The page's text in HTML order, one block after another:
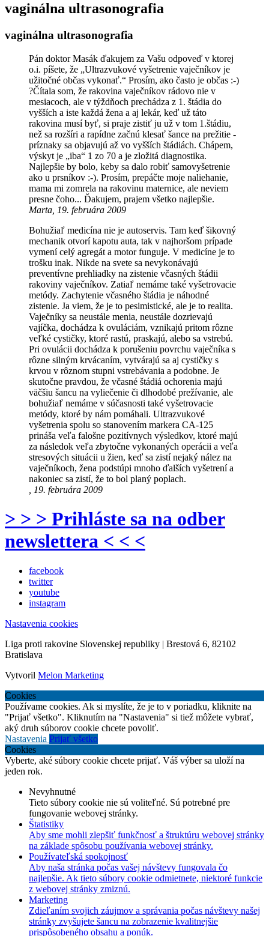
vaginálna ultrasonografia
vaginálna ultrasonografia
Pán doktor Masák ďakujem za Vašu odpoveď v ktorej
o.i. píšete, že „Ultrazvukové vyšetrenie vaječníkov je
užitočné občas vykonať.“ Prosím, ako často je občas :-)
?Čítala som, že rakovina vaječníkov rádovo nie v
mesiacoch, ale v týždňoch prechádza z 1. štádia do
vyšších a iste každá žena a aj lekár, keď už táto
rakovina musí byť, si praje zistiť ju už v tom 1.štádiu,
než sa rozšíri a rapídne začnú klesať šance na prežitie -
príznaky sa objavujú až vo vyšších štádiách. Chápem,
výskyt je „iba“ 1 zo 70 a je zložitá diagnostika.
Najlepšie by bolo, keby sa dalo robiť samovyšetrenie
ako u prsníkov :-). Prosím, prepáčte moje naliehanie,
mama mi zomrela na rakovinu maternice, ale neviem
presne čoho... Ďakujem, prajem všetko najlepšie.
Marta, 19. februára 2009
Bohužiaľ medicína nie je autoservis. Tam keď šikovný
mechanik otvorí kapotu auta, tak v najhoršom prípade
vymení celý agregát a motor funguje. V medicíne je to
trošku inak. Nikde na svete sa nevykonávajú
preventívne prehliadky na zistenie včasných štádii
rakoviny vaječníkov. Zatiaľ nemáme také vyšetrovacie
metódy. Zachytenie včasného štádia je náhodné
zistenie. Ja viem, že je to pesimistické, ale je to realita.
Vaječníky sa neustále menia, neustále dozrievajú
vajíčka, dochádza k ovuláciám, vznikajú pritom rôzne
veľké cystičky, ktoré rastú, praskajú, alebo sa vstrebú.
Pri ovulácii dochádza k porušeniu povrchu vaječníka s
rôzne silným krvácaním, vytvárajú sa aj cystičky s
krvou v rôznom stupni vstrebávania a podobne. Je
skutočne pravdou, že včasné štádiá ochorenia majú
väčšiu šancu na vyliečenie či dlhodobé prežívanie, ale
bohužiaľ nemáme v súčasnosti také vyšetrovacie
metódy, ktoré by nám pomáhali. Ultrazvukové
vyšetrenia spolu so stanovením markera CA-125
prináša veľa falošne pozitívnych výsledkov, ktoré majú
za následok veľa zbytočne vykonaných operácii a veľa
stresových situácii u žien, keď sa zistí nejaký nález na
vaječníkoch, žena podstúpi mnoho ďalších vyšetrení a
nakoniec sa zistí, že to bol planý poplach.
, 19. februára 2009
> > > Prihláste sa na odber
newslettera < < <
facebook
twitter
youtube
instagram
Nastavenia cookies
Liga proti rakovine Slovenskej republiky | Brestová 6, 82102
Bratislava
Vytvoril Melon Marketing
Cookies
Používame cookies. Ak si myslíte, že je to v poriadku, kliknite na
"Prijať všetko". Kliknutím na "Nastavenia" si tiež môžete vybrať,
aký druh súborov cookie chcete povoliť.
Nastavenia Prijať všetko
Cookies
Vyberte, aké súbory cookie chcete prijať. Váš výber sa uloží na
jeden rok.
Nevyhnutné
Tieto súbory cookie nie sú voliteľné. Sú potrebné pre
fungovanie webovej stránky.
Štatistiky
Aby sme mohli zlepšiť funkčnosť a štruktúru webovej stránky
na základe spôsobu používania webovej stránky.
Používateľská spokojnosť
Aby naša stránka počas vašej návštevy fungovala čo
najlepšie. Ak tieto súbory cookie odmietnete, niektoré funkcie
z webovej stránky zmiznú.
Marketing
Zdieľaním svojich záujmov a správania počas návštevy našej
stránky zvyšujete šancu na zobrazenie kvalitnejšie
prispôsobeného obsahu a ponúk.